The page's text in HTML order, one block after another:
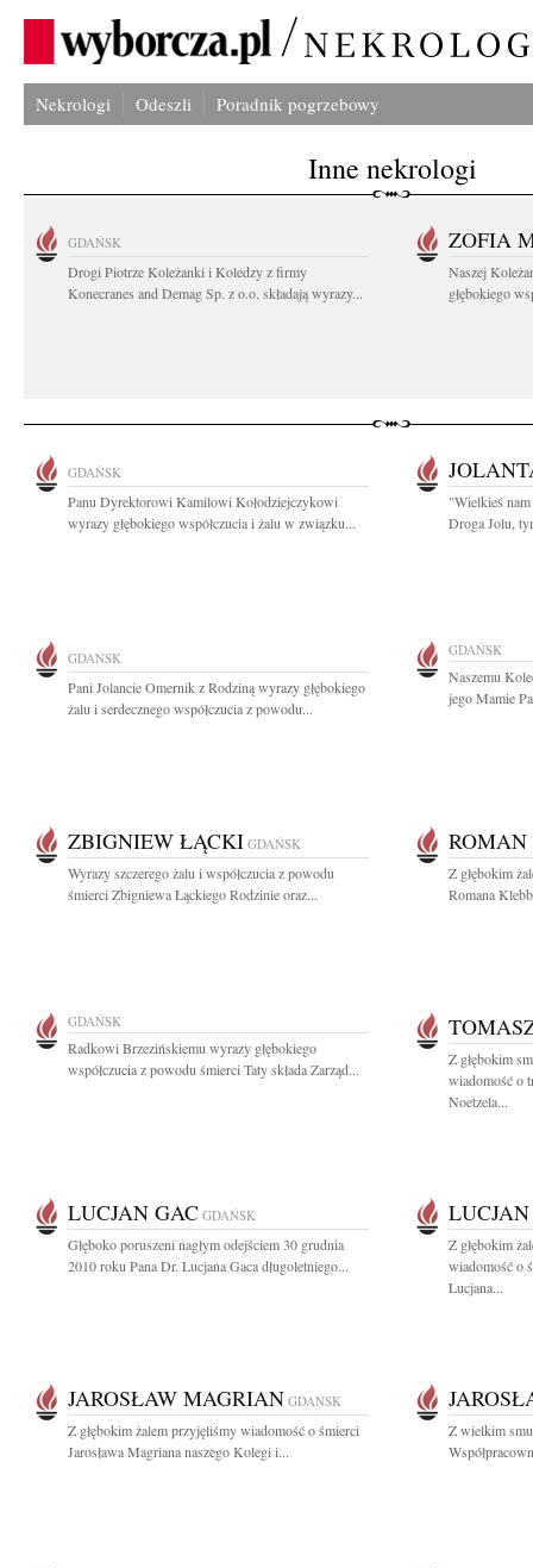
Nekrologi Odeszli Poradnik pogrzebowy
Inne nekrologi
GDAŃSK
Drogi Piotrze Koleżanki i Koledzy z firmy
Konecranes and Demag Sp. z o.o. składają wyrazy...
ZOFIA
Naszej
głębokiego
GDAŃSK
Panu Dyrektorowi Kamilowi Kołodziejczykowi
wyrazy głębokiego współczucia i żalu w związku...
"Wielkieś
Droga Jolu,
GDAŃSK
Pani Jolancie Omernik z Rodziną wyrazy głębokiego
żalu i serdecznego współczucia z powodu...
GDAŃSK
Naszemu
jego Mamie
ZBIGNIEW ŁĄCKI GDAŃSK
Wyrazy szczerego żalu i współczucia z powodu
śmierci Zbigniewa Łąckiego Rodzinie oraz...
Z głębokim
Romana
GDAŃSK
Radkowi Brzezińskiemu wyrazy głębokiego
współczucia z powodu śmierci Taty składa Zarząd...
Z głębokim
wiadomość o
Noetzela...
LUCJAN GAC GDAŃSK
Głęboko poruszeni nagłym odejściem 30 grudnia
2010 roku Pana Dr. Lucjana Gaca długoletniego...
Z głębokim
wiadomość o
Lucjana...
JAROSŁAW MAGRIAN GDAŃSK
Z głębokim żalem przyjęliśmy wiadomość o śmierci
Jarosława Magriana naszego Kolegi i...
Z wielkim